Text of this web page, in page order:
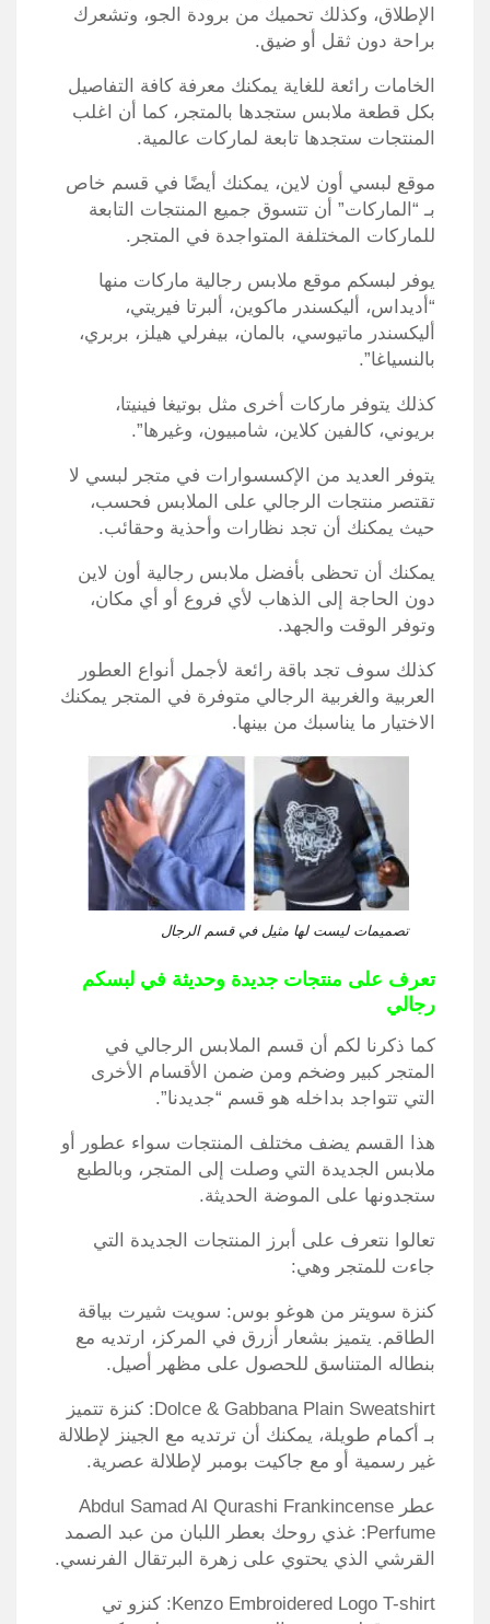
الإطلاق، وكذلك تحميك من برودة الجو، وتشعرك
براحة دون ثقل أو ضيق.
الخامات رائعة للغاية يمكنك معرفة كافة التفاصيل
بكل قطعة ملابس ستجدها بالمتجر، كما أن اغلب
المنتجات ستجدها تابعة لماركات عالمية.
موقع لبسي أون لاين، يمكنك أيضًا في قسم خاص
بـ “الماركات” أن تتسوق جميع المنتجات التابعة
للماركات المختلفة المتواجدة في المتجر.
يوفر لبسكم موقع ملابس رجالية ماركات منها
“أديداس، أليكسندر ماكوين، ألبرتا فيريتي،
أليكسندر ماتيوسي، بالمان، بيفرلي هيلز، بربري،
بالنسياغا”.
كذلك يتوفر ماركات أخرى مثل بوتيغا فينيتا،
بريوني، كالفين كلاين، شامبيون، وغيرها”.
يتوفر العديد من الإكسسوارات في متجر لبسي لا
تقتصر منتجات الرجالي على الملابس فحسب،
حيث يمكنك أن تجد نظارات وأحذية وحقائب.
يمكنك أن تحظى بأفضل ملابس رجالية أون لاين
دون الحاجة إلى الذهاب لأي فروع أو أي مكان،
وتوفر الوقت والجهد.
كذلك سوف تجد باقة رائعة لأجمل أنواع العطور
العربية والغربية الرجالي متوفرة في المتجر يمكنك
الاختيار ما يناسبك من بينها.
تصميمات ليست لها مثيل في قسم الرجال
تعرف على منتجات جديدة وحديثة في لبسكم
رجالي
كما ذكرنا لكم أن قسم الملابس الرجالي في
المتجر كبير وضخم ومن ضمن الأقسام الأخرى
التي تتواجد بداخله هو قسم “جديدنا”.
هذا القسم يضف مختلف المنتجات سواء عطور أو
ملابس الجديدة التي وصلت إلى المتجر، وبالطبع
ستجدونها على الموضة الحديثة.
تعالوا نتعرف على أبرز المنتجات الجديدة التي
جاءت للمتجر وهي:
كنزة سويتر من هوغو بوس: سويت شيرت بياقة
الطاقم. يتميز بشعار أزرق في المركز، ارتديه مع
بنطاله المتناسق للحصول على مظهر أصيل.
Dolce & Gabbana Plain Sweatshirt: كنزة تتميز
بـ أكمام طويلة، يمكنك أن ترتديه مع الجينز لإطلالة
غير رسمية أو مع جاكيت بومبر لإطلالة عصرية.
عطر Abdul Samad Al Qurashi Frankincense
Perfume: غذي روحك بعطر اللبان من عبد الصمد
القرشي الذي يحتوي على زهرة البرتقال الفرنسي.
Kenzo Embroidered Logo T-shirt: كنزو تي